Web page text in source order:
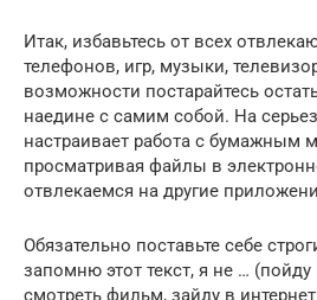
Итак, избавьтесь от всех
телефонов, игр, музыки,
возможности постарайтесь
наедине с самим собой. На
настраивает работа с бумажным
просматривая файлы в
отвлекаемся на другие
Обязательно поставьте себе
запомню этот текст, я не … (пойду
смотреть фильм, зайду в